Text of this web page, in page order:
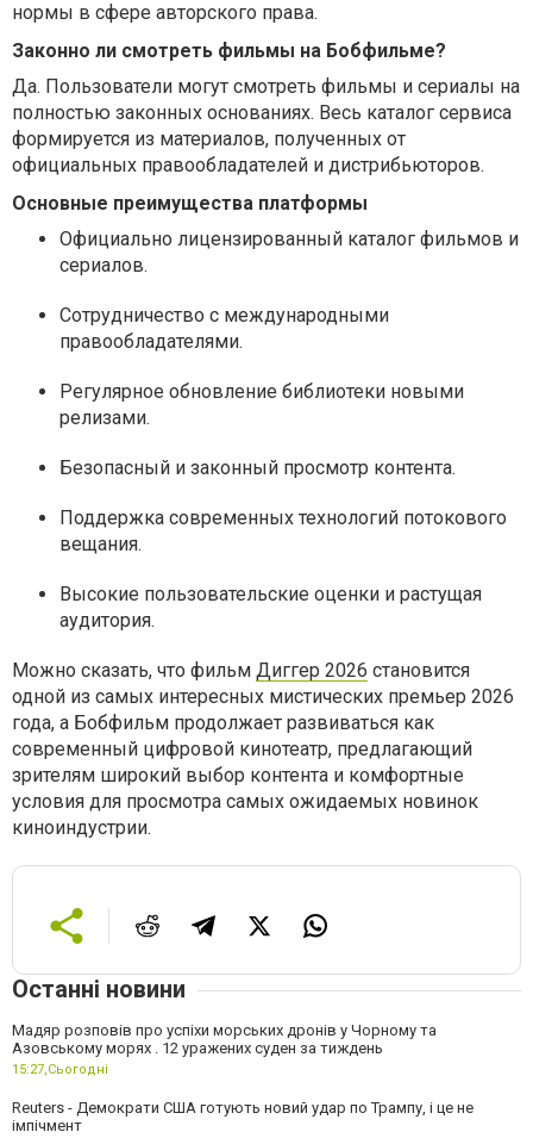
нормы в сфере авторского права.
Законно ли смотреть фильмы на Бобфильме?
Да. Пользователи могут смотреть фильмы и сериалы на
полностью законных основаниях. Весь каталог сервиса
формируется из материалов, полученных от
официальных правообладателей и дистрибьюторов.
Основные преимущества платформы
Официально лицензированный каталог фильмов и
сериалов.
Сотрудничество с международными
правообладателями.
Регулярное обновление библиотеки новыми
релизами.
Безопасный и законный просмотр контента.
Поддержка современных технологий потокового
вещания.
Высокие пользовательские оценки и растущая
аудитория.
Можно сказать, что фильм Диггер 2026 становится
одной из самых интересных мистических премьер 2026
года, а Бобфильм продолжает развиваться как
современный цифровой кинотеатр, предлагающий
зрителям широкий выбор контента и комфортные
условия для просмотра самых ожидаемых новинок
киноиндустрии.
Останні новини
Мадяр розповів про успіхи морських дронів у Чорному та
Азовському морях . 12 уражених суден за тиждень
15:27,Сьогодні
Reuters - Демократи США готують новий удар по Трампу, і це не
імпічмент